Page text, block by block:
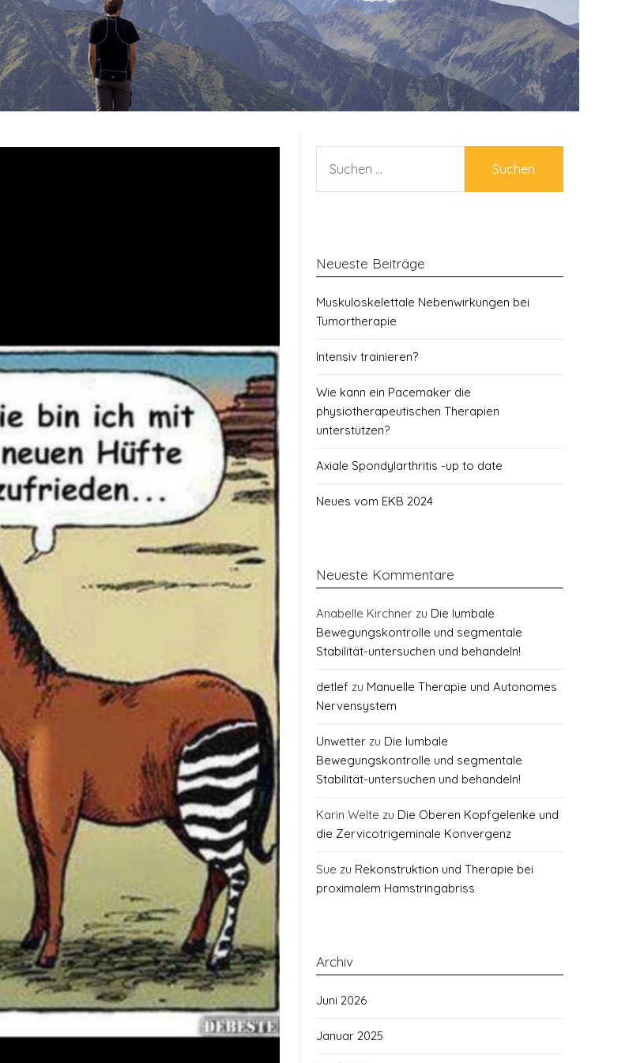
NACH:
Neueste Beiträge
Muskuloskelettale Nebenwirkungen bei
Tumortherapie
Intensiv trainieren?
Wie kann ein Pacemaker die
physiotherapeutischen Therapien
unterstützen?
Axiale Spondylarthritis -up to date
Neues vom EKB 2024
Neueste Kommentare
Anabelle Kirchner zu Die lumbale
Bewegungskontrolle und segmentale
Stabilität-untersuchen und behandeln!
detlef zu Manuelle Therapie und Autonomes
Nervensystem
Unwetter zu Die lumbale
Bewegungskontrolle und segmentale
Stabilität-untersuchen und behandeln!
Karin Welte zu Die Oberen Kopfgelenke und
die Zervicotrigeminale Konvergenz
Sue zu Rekonstruktion und Therapie bei
proximalem Hamstringabriss
Archiv
Juni 2026
Januar 2025